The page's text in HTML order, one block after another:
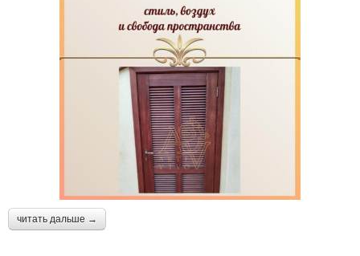
читать дальше →